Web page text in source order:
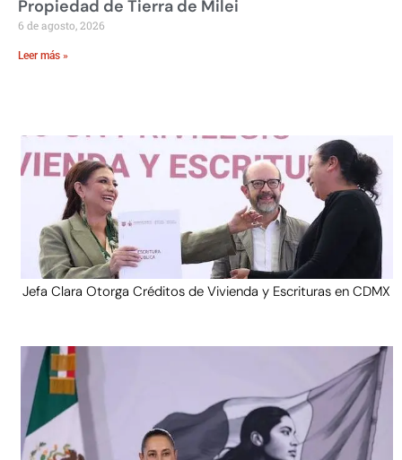
Propiedad de Tierra de Milei
6 de agosto, 2026
Leer más »
Jefa Clara Otorga Créditos de Vivienda y Escrituras en CDMX